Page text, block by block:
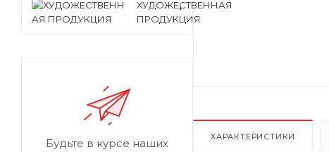
ХАРАКТЕРИСТИКИ
ХУДОЖЕСТВЕННАЯ
ПРОДУКЦИЯ
Будьте в курсе наших